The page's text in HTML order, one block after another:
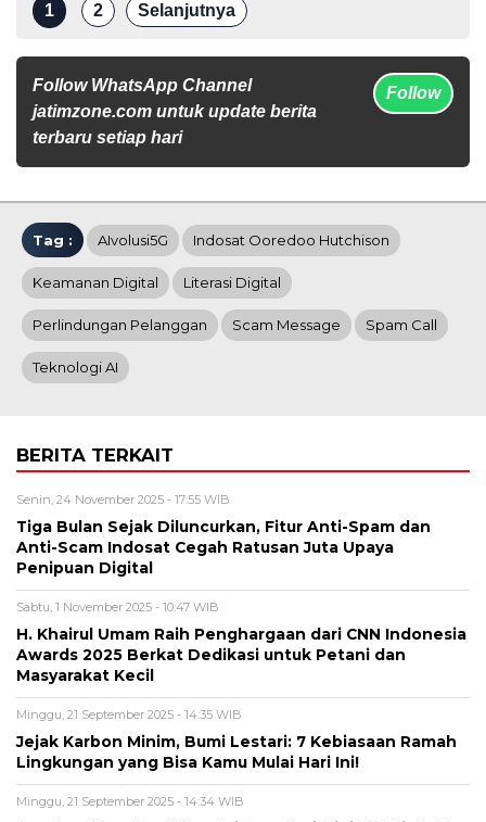
1 2 Selanjutnya
Follow WhatsApp Channel
jatimzone.com untuk update berita
terbaru setiap hari
Follow
Tag : AIvolusi5G Indosat Ooredoo Hutchison
Keamanan Digital Literasi Digital
Perlindungan Pelanggan Scam Message Spam Call
Teknologi AI
BERITA TERKAIT
Senin, 24 November 2025 - 17:55 WIB
Tiga Bulan Sejak Diluncurkan, Fitur Anti-Spam dan
Anti-Scam Indosat Cegah Ratusan Juta Upaya
Penipuan Digital
Sabtu, 1 November 2025 - 10:47 WIB
H. Khairul Umam Raih Penghargaan dari CNN Indonesia
Awards 2025 Berkat Dedikasi untuk Petani dan
Masyarakat Kecil
Minggu, 21 September 2025 - 14:35 WIB
Jejak Karbon Minim, Bumi Lestari: 7 Kebiasaan Ramah
Lingkungan yang Bisa Kamu Mulai Hari Ini!
Minggu, 21 September 2025 - 14:34 WIB